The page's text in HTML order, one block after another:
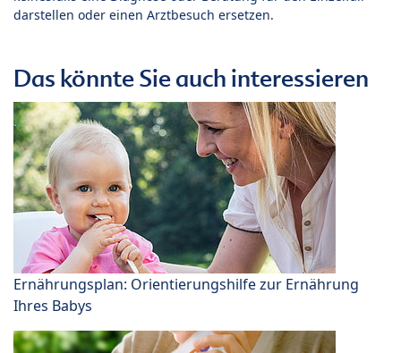
darstellen oder einen Arztbesuch ersetzen.
Das könnte Sie auch interessieren
Ernährungsplan: Orientierungshilfe zur Ernährung
Ihres Babys